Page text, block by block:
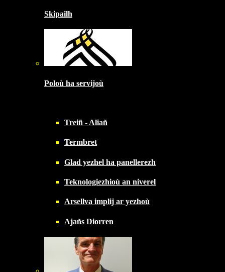
Skipailh
Poloù ha servijoù
Treiñ - Aliañ
Termbret
Glad yezhel ha panellerezh
Teknologiezhioù an niverel
Arsellva implij ar yezhoù
Ajañs Diorren